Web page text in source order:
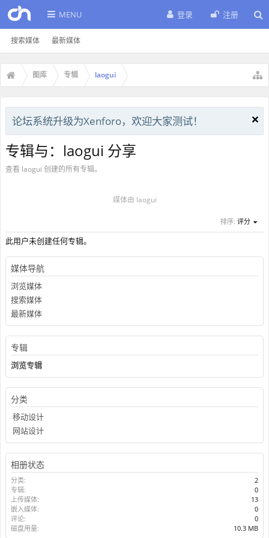
MENU
搜索媒体 最新媒体
登录 注册
图库 专辑 laogui
论坛系统升级为Xenforo，欢迎大家测试！
专辑与：laogui 分享
查看 laogui 创建的所有专辑。
媒体由 laogui
排序: 评分
此用户未创建任何专辑。
媒体导航
浏览媒体
搜索媒体
最新媒体
专辑
浏览专辑
分类
移动设计
网站设计
相册状态
分类:
2
专辑:
0
上传媒体:
13
嵌入媒体:
0
评论:
0
磁盘用量:
10.3 MB